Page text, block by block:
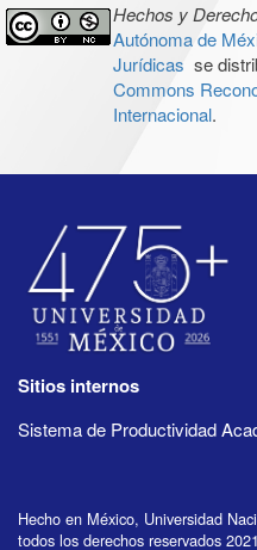
Hechos y
Autónoma de
Jurídicas se
Commons
Internacional.
Sitios internos
Sistema de Productividad
Hecho en México, Universidad
todos los derechos reservados